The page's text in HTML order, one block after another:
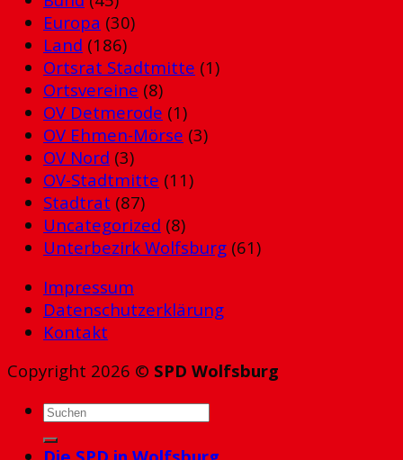
Europa (30)
Land (186)
Ortsrat Stadtmitte (1)
Ortsvereine (8)
OV Detmerode (1)
OV Ehmen-Mörse (3)
OV Nord (3)
OV-Stadtmitte (11)
Stadtrat (87)
Uncategorized (8)
Unterbezirk Wolfsburg (61)
Impressum
Datenschutzerklärung
Kontakt
Copyright 2026 © SPD Wolfsburg